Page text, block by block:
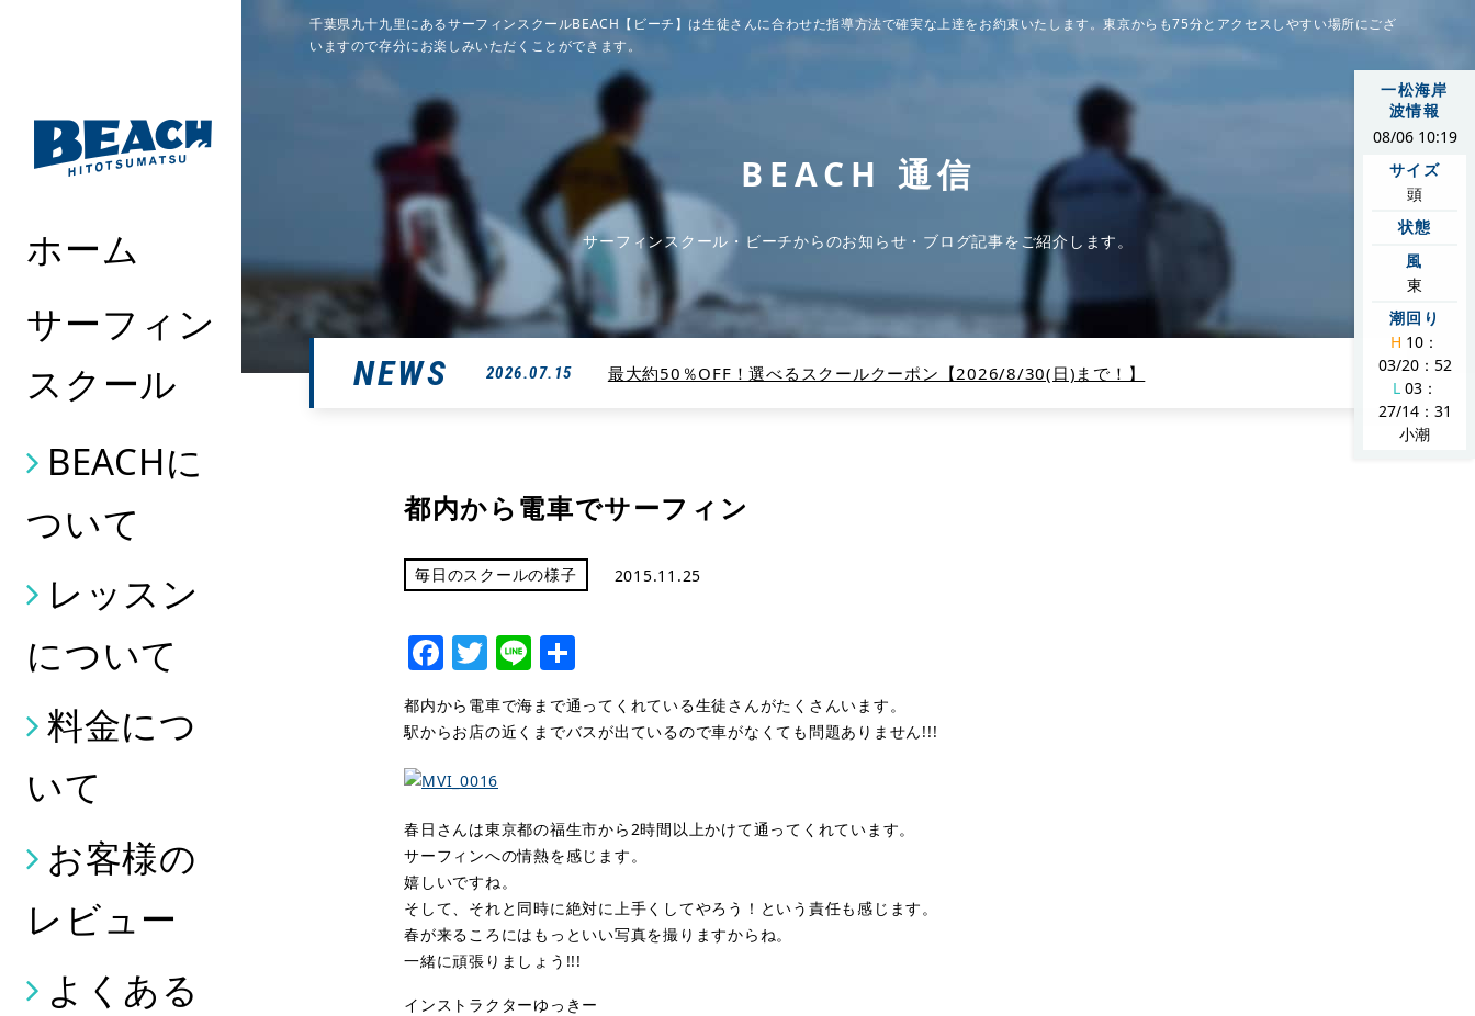
ホーム
サーフィン
スクール
BEACHに
ついて
レッスン
について
料金につ
いて
お客様の
レビュー
よくある
一松海岸
波情報
08/06 10:19
サイズ
頭
状態
風
東
潮回り
H 10：
03/20：52
L03：
27/14：31
小潮
千葉県九十九里にあるサーフィンスクールBEACH【ビーチ】は生徒さんに合わせた指導方法で確実な上達をお約束いたします。東京からも75分とアクセスしやすい場所にござ
いますので存分にお楽しみいただくことができます。
BEACH 通信
サーフィンスクール・ビーチからのお知らせ・ブログ記事をご紹介します。
NEWS 2026.07.15 最大約50％OFF！選べるスクールクーポン【2026/8/30(日)まで！】
都内から電車でサーフィン
毎日のスクールの様子 2015.11.25
Facebook
Twitter
Line
有
都内から電車で海まで通ってくれている生徒さんがたくさんいます。
駅からお店の近くまでバスが出ているので車がなくても問題ありません!!!
春日さんは東京都の福生市から2時間以上かけて通ってくれています。
サーフィンへの情熱を感じます。
嬉しいですね。
そして、それと同時に絶対に上手くしてやろう！という責任も感じます。
春が来るころにはもっといい写真を撮りますからね。
一緒に頑張りましょう!!!
インストラクターゆっきー